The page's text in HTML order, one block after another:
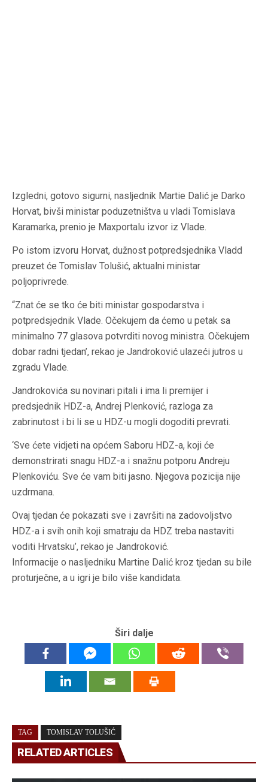
Izgledni, gotovo sigurni, nasljednik Martie Dalić je Darko
Horvat, bivši ministar poduzetništva u vladi Tomislava
Karamarka, prenio je Maxportalu izvor iz Vlade.
Po istom izvoru Horvat, dužnost potpredsjednika Vladd
preuzet će Tomislav Tolušić, aktualni ministar
poljoprivrede.
“Znat će se tko će biti ministar gospodarstva i
potpredsjednik Vlade. Očekujem da ćemo u petak sa
minimalno 77 glasova potvrditi novog ministra. Očekujem
dobar radni tjedan’, rekao je Jandroković ulazeći jutros u
zgradu Vlade.
Jandrokovića su novinari pitali i ima li premijer i
predsjednik HDZ-a, Andrej Plenković, razloga za
zabrinutost i bi li se u HDZ-u mogli dogoditi prevrati.
‘Sve ćete vidjeti na općem Saboru HDZ-a, koji će
demonstrirati snagu HDZ-a i snažnu potporu Andreju
Plenkoviću. Sve će vam biti jasno. Njegova pozicija nije
uzdrmana.
Ovaj tjedan će pokazati sve i završiti na zadovoljstvo
HDZ-a i svih onih koji smatraju da HDZ treba nastaviti
voditi Hrvatsku’, rekao je Jandroković.
Informacije o nasljedniku Martine Dalić kroz tjedan su bile
proturječne, a u igri je bilo više kandidata.
Širi dalje
TAG TOMISLAV TOLUŠIĆ
RELATED ARTICLES